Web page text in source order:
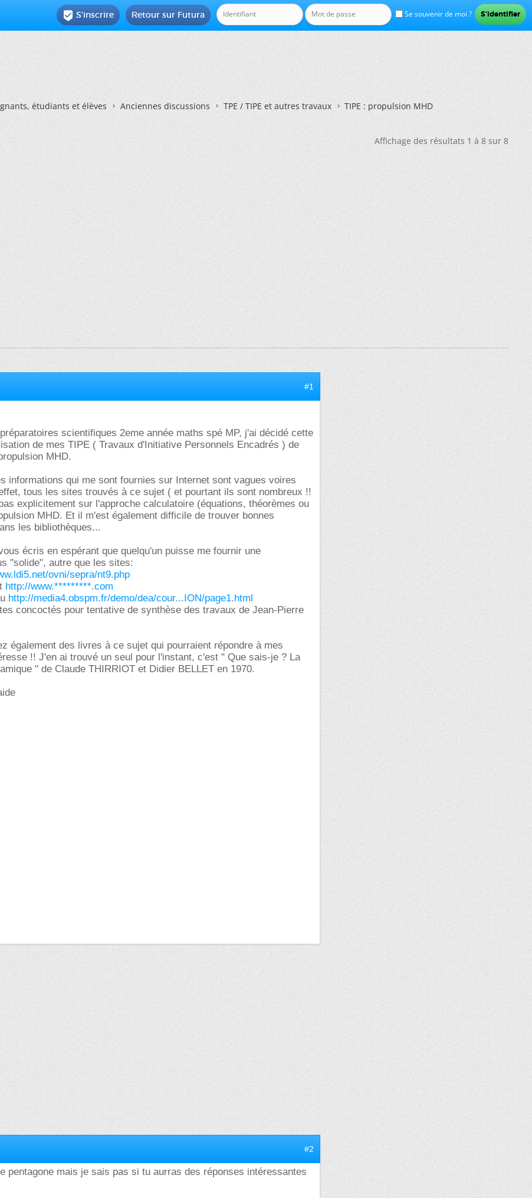
Se souvenir de moi ?
Retour sur Futura
 S'inscrire
étudiants et élèves Anciennes discussions TPE / TIPE et autres travaux TIPE : propulsion MHD
Affichage des résultats 1 à 8 sur 8
#1
scientifiques 2eme année maths spé MP, j'ai décidé cette
de mes TIPE ( Travaux d'Initiative Personnels Encadrés ) de
MHD.
informations qui me sont fournies sur Internet sont vagues voires
tous les sites trouvés à ce sujet ( et pourtant ils sont nombreux !!
explicitement sur l'approche calculatoire (équations, théorèmes ou
MHD. Et il m'est également difficile de trouver bonnes
les bibliothèques...
écris en espérant que quelqu'un puisse me fournir une
"solide", autre que les sites:
ovni/sepra/nt9.php
http://www.*********.com
http://media4.obspm.fr/demo/dea/cour...ION/page1.html
concoctés pour tentative de synthèse des travaux de Jean-Pierre
également des livres à ce sujet qui pourraient répondre à mes
!! J'en ai trouvé un seul pour l'instant, c'est " Que sais-je ? La
" de Claude THIRRIOT et Didier BELLET en 1970.
#2
pentagone mais je sais pas si tu aurras des réponses intéressantes